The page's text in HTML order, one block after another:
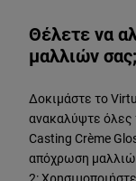
Θέλετε να
μαλλιών σας;
Δοκιμάστε το
ανακαλύψτε όλες
Casting Crème
απόχρωση